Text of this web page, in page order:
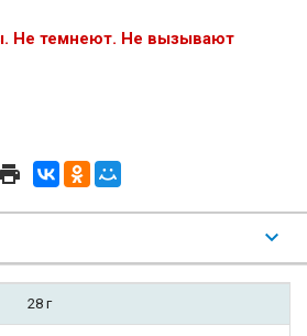
Не темнеют. Не вызывают
28 г